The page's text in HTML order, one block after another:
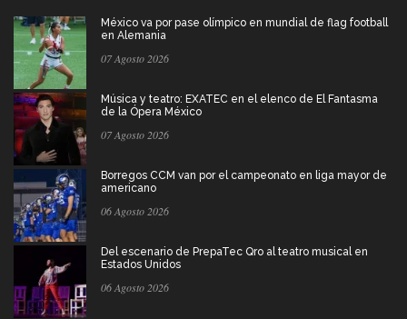
México va por pase olímpico en mundial de flag football
en Alemania
07 Agosto 2026
Música y teatro: EXATEC en el elenco de El Fantasma
de la Ópera México
07 Agosto 2026
Borregos CCM van por el campeonato en liga mayor de
americano
06 Agosto 2026
Del escenario de PrepaTec Qro al teatro musical en
Estados Unidos
06 Agosto 2026